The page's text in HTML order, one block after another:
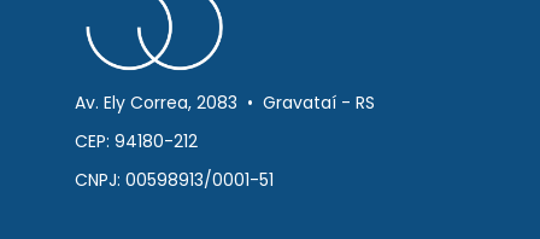
Av. Ely Correa, 2083 • Gravataí - RS
CEP: 94180-212
CNPJ: 00598913/0001-51